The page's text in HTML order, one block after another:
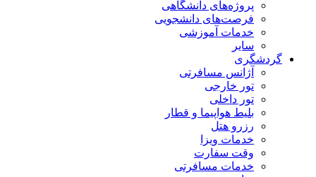
پروژه‌های دانشگاهی
فرصت‌های دانشجویی
خدمات آموزشی
سایر
گردشگری
آژانس مسافرتی
تور خارجی
تور داخلی
بلیط هواپیما و قطار
رزرو هتل
خدمات ویزا
وقت سفارت
خدمات مسافرتی